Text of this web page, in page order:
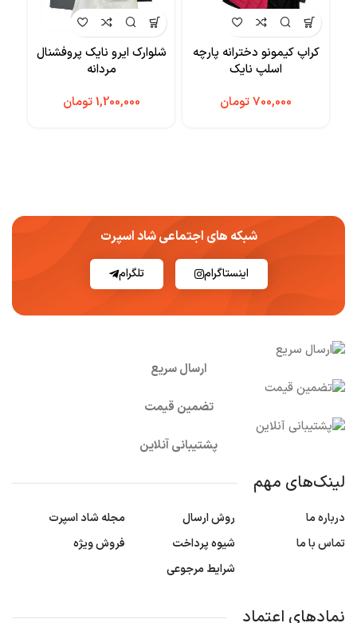
کراپ کیمونو دخترانه پارچه
اسلپ نایک
تومان
شلوارک ایرو نایک پروفشنال
مردانه
تومان
شبکه های اجتماعی شاد اسپرت
اینستاگرام تلگرام
ارسال سریع
تضمین قیمت
پشتیبانی آنلاین
لینک‌های مهم
درباره ما
تماس با ما
روش ارسال
شیوه پرداخت
شرایط مرجوعی
مجله شاد اسپرت
فروش ویژه
نمادهای اعتماد